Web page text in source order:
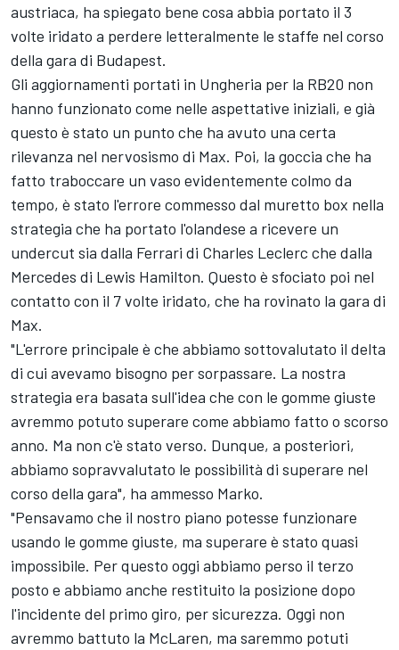
austriaca, ha spiegato bene cosa abbia portato il 3
volte iridato a perdere letteralmente le staffe nel corso
della gara di Budapest.
Gli aggiornamenti portati in Ungheria per la RB20 non
hanno funzionato come nelle aspettative iniziali, e già
questo è stato un punto che ha avuto una certa
rilevanza nel nervosismo di Max. Poi, la goccia che ha
fatto traboccare un vaso evidentemente colmo da
tempo, è stato l'errore commesso dal muretto box nella
strategia che ha portato l'olandese a ricevere un
undercut sia dalla Ferrari di Charles Leclerc che dalla
Mercedes di Lewis Hamilton. Questo è sfociato poi nel
contatto con il 7 volte iridato, che ha rovinato la gara di
Max.
"L'errore principale è che abbiamo sottovalutato il delta
di cui avevamo bisogno per sorpassare. La nostra
strategia era basata sull'idea che con le gomme giuste
avremmo potuto superare come abbiamo fatto o scorso
anno. Ma non c'è stato verso. Dunque, a posteriori,
abbiamo sopravvalutato le possibilità di superare nel
corso della gara", ha ammesso Marko.
"Pensavamo che il nostro piano potesse funzionare
usando le gomme giuste, ma superare è stato quasi
impossibile. Per questo oggi abbiamo perso il terzo
posto e abbiamo anche restituito la posizione dopo
l'incidente del primo giro, per sicurezza. Oggi non
avremmo battuto la McLaren, ma saremmo potuti